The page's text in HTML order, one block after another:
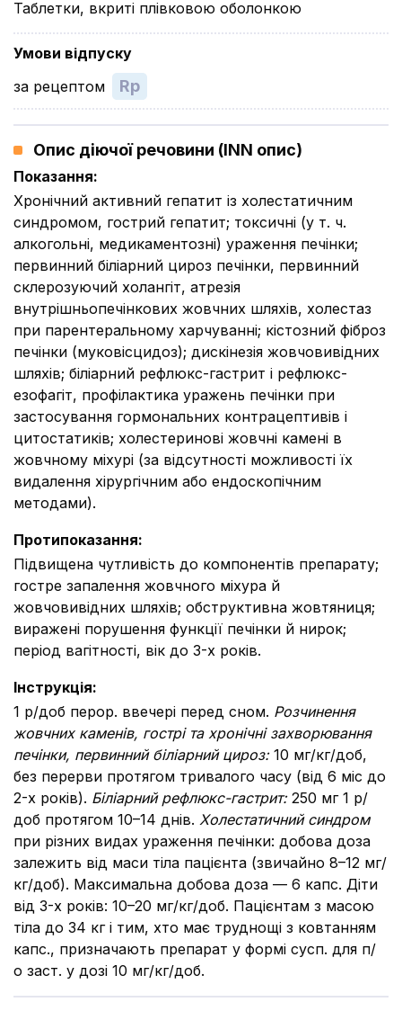
Таблетки, вкриті плівковою оболонкою
Умови відпуску
за рецептом
Rp
Опис діючої речовини (INN опис)
Показання:
Хронічний активний гепатит із холестатичним
синдромом, гострий гепатит; токсичні (у т. ч.
алкогольні, медикаментозні) ураження печінки;
первинний біліарний цироз печінки, первинний
склерозуючий холангіт, атрезія
внутрішньопечінкових жовчних шляхів, холестаз
при парентеральному харчуванні; кістозний фіброз
печінки (муковісцидоз); дискінезія жовчовивідних
шляхів; біліарний рефлюкс-гастрит і рефлюкс-
езофагіт, профілактика уражень печінки при
застосування гормональних контрацептивів і
цитостатиків; холестеринові жовчні камені в
жовчному міхурі (за відсутності можливості їх
видалення хірургічним або ендоскопічним
методами).
Протипоказання:
Підвищена чутливість до компонентів препарату;
гостре запалення жовчного міхура й
жовчовивідних шляхів; обструктивна жовтяниця;
виражені порушення функції печінки й нирок;
період вагітності, вік до 3-х років.
Інструкція:
1 р/доб перор. ввечері перед сном. Розчинення
жовчних каменів, гострі та хронічні захворювання
печінки, первинний біліарний цироз:10 мг/кг/доб,
без перерви протягом тривалого часу (від 6 міс до
2-х років). Біліарний рефлюкс-гастрит:250 мг 1 р/
доб протягом 10–14 днів. Холестатичний синдром
при різних видах ураження печінки: добова доза
залежить від маси тіла пацієнта (звичайно 8–12 мг/
кг/доб). Максимальна добова доза — 6 капс. Діти
від 3-х років: 10–20 мг/кг/доб. Пацієнтам з масою
тіла до 34 кг і тим, хто має труднощі з ковтанням
капс., призначають препарат у формі сусп. для п/
о заст. у дозі 10 мг/кг/доб.